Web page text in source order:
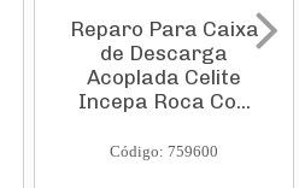
Reparo Para Caixa
de Descarga
Acoplada Celite
Incepa Roca Co...
Código: 759600